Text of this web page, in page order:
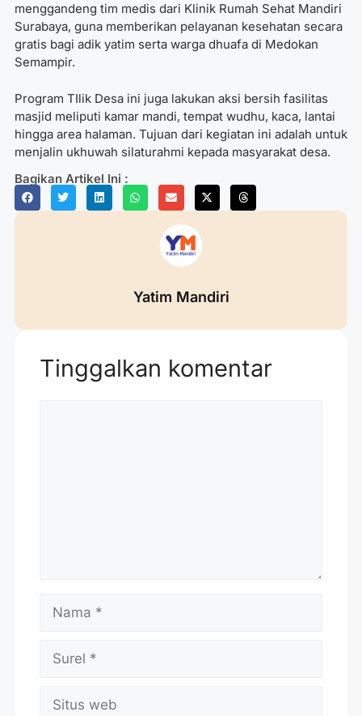
menggandeng tim medis dari Klinik Rumah Sehat Mandiri
Surabaya, guna memberikan pelayanan kesehatan secara
gratis bagi adik yatim serta warga dhuafa di Medokan
Semampir.
Program TIlik Desa ini juga lakukan aksi bersih fasilitas
masjid meliputi kamar mandi, tempat wudhu, kaca, lantai
hingga area halaman. Tujuan dari kegiatan ini adalah untuk
menjalin ukhuwah silaturahmi kepada masyarakat desa.
Bagikan Artikel Ini :
Yatim Mandiri
Tinggalkan komentar